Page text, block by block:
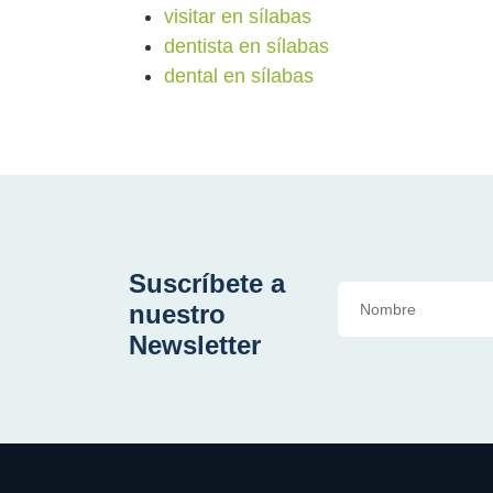
visitar en sílabas
dentista en sílabas
dental en sílabas
Suscríbete a
nuestro
Newsletter